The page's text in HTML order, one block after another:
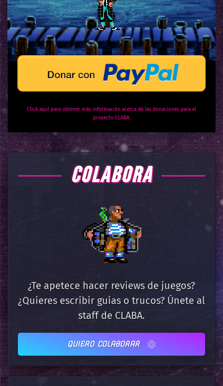
Click aquí para obtener más información acerca de las donaciones para el
proyecto CLABA.
COLABORA
¿Te apetece hacer reviews de juegos?
¿Quieres escribir guias o trucos? Únete al
staff de CLABA.
QUIERO COLABORAR